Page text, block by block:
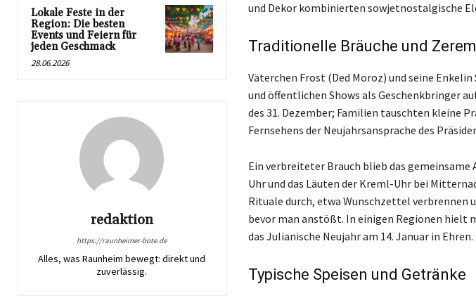
Lokale Feste in der
Region: Die besten
Events und Feiern für
jeden Geschmack
28.06.2026
redaktion
https://raunheimer-bote.de
Alles, was Raunheim bewegt: direkt und
zuverlässig.
und Dekor kombinierten sowjetnostalgische
Traditionelle Bräuche und
Väterchen Frost (Ded Moroz) und seine
und öffentlichen Shows als Geschenkbringer
des 31. Dezember; Familien tauschten kleine
Fernsehens der Neujahrsansprache des
Ein verbreiteter Brauch blieb das gemeinsame
Uhr und das Läuten der Kreml-Uhr bei
Rituale durch, etwa Wunschzettel verbrennen
bevor man anstößt. In einigen Regionen hielt
das Julianische Neujahr am 14. Januar in Ehren.
Typische Speisen und Getränke